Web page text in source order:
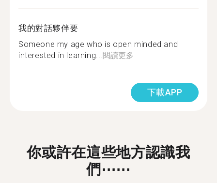
我的對話夥伴要
Someone my age who is open minded and
interested in learning...閱讀更多
下載APP
你或許在這些地方認識我
們⋯⋯